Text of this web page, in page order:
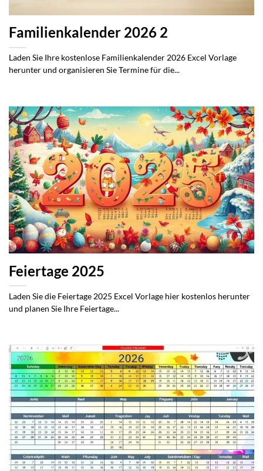
Familienkalender 2026 2
Laden Sie Ihre kostenlose Familienkalender 2026 Excel Vorlage
herunter und organisieren Sie Termine für die...
Feiertage 2025
Laden Sie die Feiertage 2025 Excel Vorlage hier kostenlos herunter
und planen Sie Ihre Feiertage...